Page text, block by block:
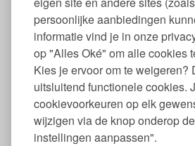
persoonlijke aanbiedingen
informatie vind je in onze
op "Alles Oké" om alle cookies
Kies je ervoor om te weigeren?
uitsluitend functionele cookies.
cookievoorkeuren op elk
wijzigen via de knop onderop
instellingen aanpassen".
Kraantje voor Bokashi Essential